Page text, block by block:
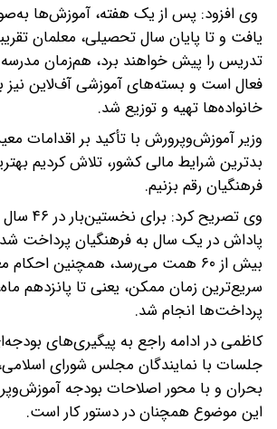
وی افزود: پس از یک هفته، آموزش‌ها
یافت و تا پایان سال تحصیلی، معلمان
تدریس را پیش خواهند برد، هم‌زمان مدرسه
فعال است و بسته‌های آموزشی آف‌لاین نیز
خانواده‌ها تهیه و توزیع شد.
وزیر آموزش‌وپرورش با تأکید بر اقدامات
بدترین شرایط مالی کشور، تلاش کردیم
فرهنگیان رقم بزنیم.
وی تصریح
پاداش در یک سال به فرهنگیان پرداخت
بیش از ۶۰ همت می‌رسد، همچنین احکام
سریع‌ترین زمان ممکن، یعنی تا پانزدهم
پرداخت‌ها انجام شد.
کاظمی در ادامه راجع به پیگیری‌های
جلسات با نمایندگان مجلس شورای
بحران و با محور اصلاحات بودجه
این موضوع همچنان در دستور کار است.